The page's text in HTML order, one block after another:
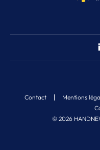
© 2026
Contact Mentions